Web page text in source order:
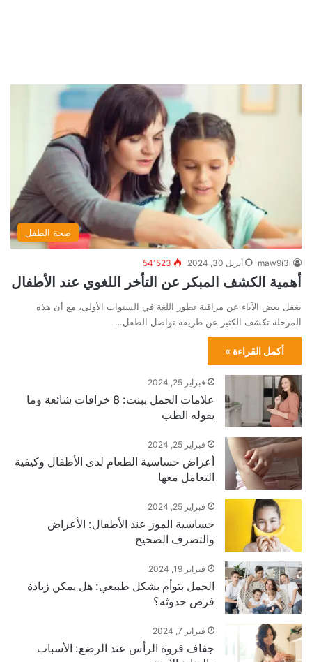
صحة الطفل
maw9i3i أبريل 30, 2024 54٬523
أهمية الكشف المبكر عن التأخر اللغوي عند الأطفال
يغفل بعض الآباء عن مراقبة تطور اللغة في السنوات الأولى، مع أن هذه
المرحلة تكشف الكثير عن طريقة تواصل الطفل…
أكمل القراءة »
فبراير 25, 2024
علامات الحمل ببنت: 8 خرافات شائعة وما
يقوله الطب
فبراير 25, 2024
أعراض حساسية الطعام لدى الأطفال وكيفية
التعامل معها
فبراير 25, 2024
حساسية الموز عند الأطفال: الأعراض
والتصرف الصحيح
فبراير 19, 2024
الحمل بتوأم بشكل طبيعي: هل يمكن زيادة
فرص حدوثه؟
فبراير 7, 2024
جفاف فروة الرأس عند الرضع: الأسباب